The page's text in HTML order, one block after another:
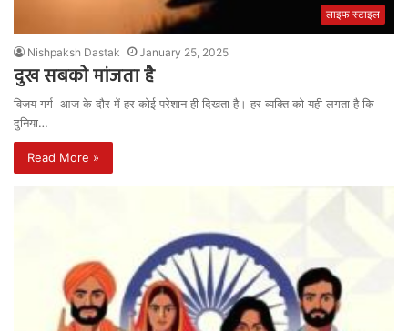
लाइफ स्टाइल
Nishpaksh Dastak January 25, 2025
दुख सबको मांजता है
विजय गर्ग आज के दौर में हर कोई परेशान ही दिखता है। हर व्यक्ति को यही लगता है कि
दुनिया…
Read More »